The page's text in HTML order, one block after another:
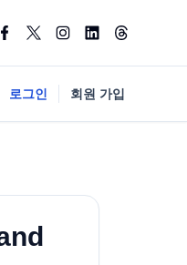
로그인 회원 가입